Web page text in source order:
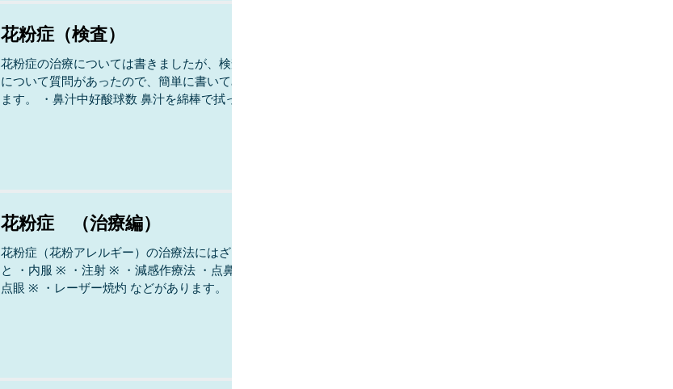
花粉症（検査）
花粉症の治療については書きましたが、検査
について質問があったので、簡単に書いてみ
ます。 ・鼻汁中好酸球数 鼻汁を綿棒で拭っ
花粉症 （治療編）
花粉症（花粉アレルギー）の治療法にはざっ
と ・内服 ※ ・注射 ※ ・減感作療法 ・点鼻、
点眼 ※ ・レーザー焼灼 などがあります。 ※